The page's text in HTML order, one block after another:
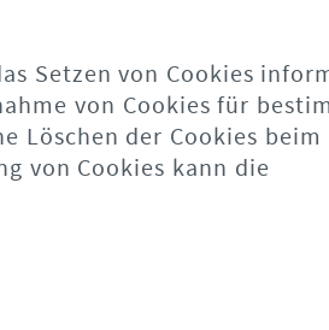
Setzen von Cookies
von Cookies für
Löschen der Cookies beim
von Cookies kann die